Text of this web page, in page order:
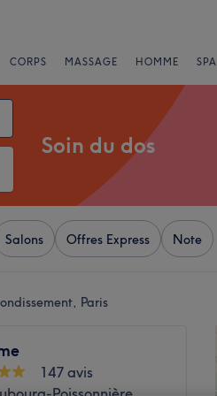
CORPS MASSAGE HOMME SPA
Soin du dos
Salons Offres Express Note
Paris
147 avis